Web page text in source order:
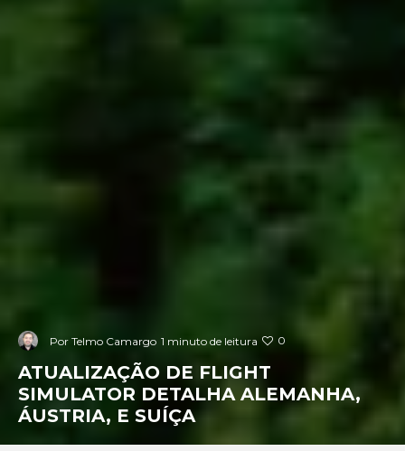
Por Telmo Camargo 1 minuto de leitura 0
ATUALIZAÇÃO DE FLIGHT
SIMULATOR DETALHA ALEMANHA,
ÁUSTRIA, E SUÍÇA